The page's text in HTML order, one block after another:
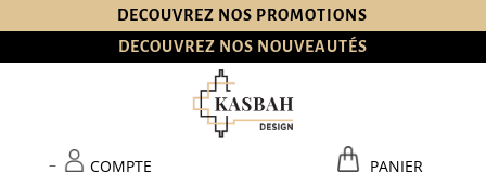
DECOUVREZ NOS PROMOTIONS
DECOUVREZ NOS NOUVEAUTÉS
COMPTE PANIER
–